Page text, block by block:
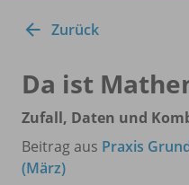
Zurück
Da ist
Zufall, Daten und
Beitrag aus Praxis
(März)